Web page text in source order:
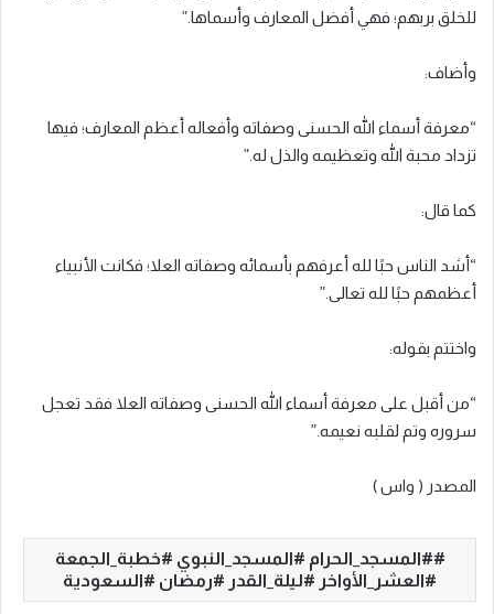
للخلق بربهم؛ فهي أفضل المعارف وأسماها.”
وأضاف:
“معرفة أسماء الله الحسنى وصفاته وأفعاله أعظم المعارف؛ فيها
تزداد محبة الله وتعظيمه والذل له.”
كما قال:
“أشد الناس حبًا لله أعرفهم بأسمائه وصفاته العلا؛ فكانت الأنبياء
أعظمهم حبًا لله تعالى.”
واختتم بقوله:
“من أقبل على معرفة أسماء الله الحسنى وصفاته العلا فقد تعجل
سروره وتم لقلبه نعيمه.”
المصدر ( واس )
#المسجد_الحرام #المسجد_النبوي #خطبة_الجمعة
#العشر_الأواخر #ليلة_القدر #رمضان #السعودية